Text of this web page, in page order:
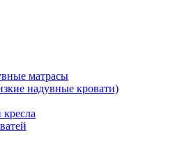
матрасы
надувные кровати)